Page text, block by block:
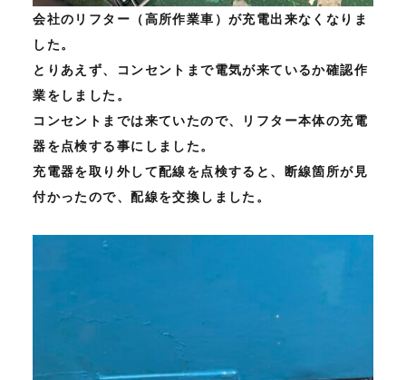
会社のリフター（高所作業車）が充電出来なくなりま
した。
とりあえず、コンセントまで電気が来ているか確認作
業をしました。
コンセントまでは来ていたので、リフター本体の充電
器を点検する事にしました。
充電器を取り外して配線を点検すると、断線箇所が見
付かったので、配線を交換しました。